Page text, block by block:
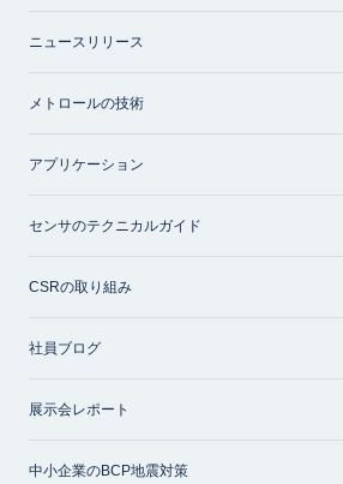
ニュースリリース
メトロールの技術
アプリケーション
センサのテクニカルガイド
CSRの取り組み
社員ブログ
展示会レポート
中小企業のBCP地震対策